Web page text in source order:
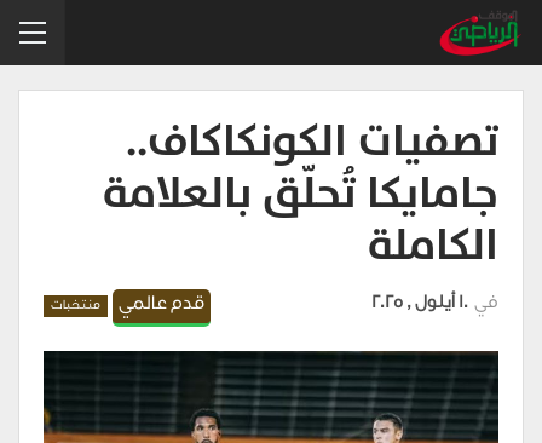
تصفيات الكونكاكاف..
جامايكا تُحلّق بالعلامة
الكاملة
قدم عالمي منتخبات في 10 أيلول , 2025